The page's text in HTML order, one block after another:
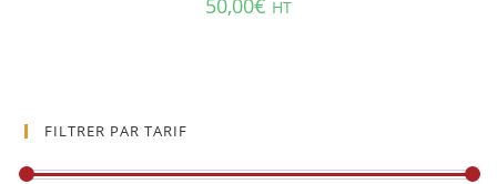
HT
FILTRER PAR TARIF